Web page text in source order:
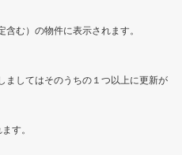
む）の物件に表示されます。
ましてはそのうちの１つ以上に更新が
す。